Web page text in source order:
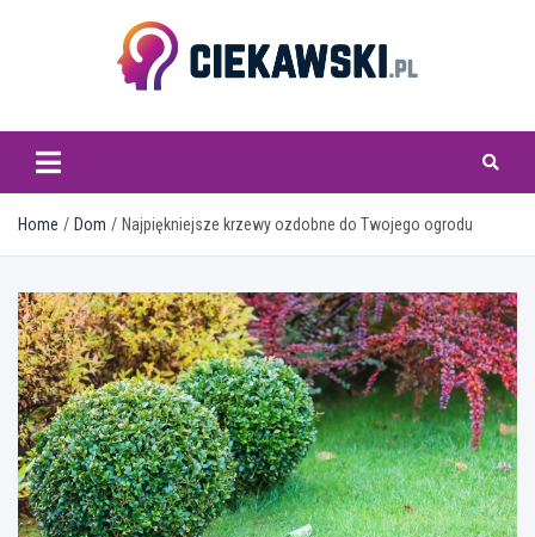
ciekawski.pl
Home Dom Najpiękniejsze krzewy ozdobne do Twojego ogrodu